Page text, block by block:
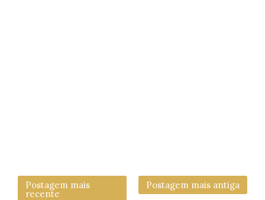
Postagem mais
recente
Postagem mais antiga